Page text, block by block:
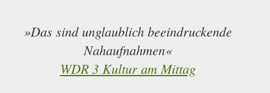
»Das sind unglaublich beeindruckende
Nahaufnahmen«
WDR 3 Kultur am Mittag